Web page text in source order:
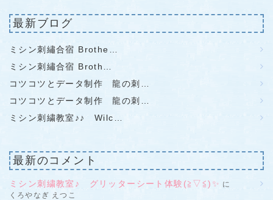
最新ブログ
ミシン刺繡合宿 Brothe…
ミシン刺繡合宿 Broth…
コツコツとデータ制作 龍の刺…
コツコツとデータ制作 龍の刺…
ミシン刺繍教室♪♪ Wilc…
最新のコメント
ミシン刺繍教室♪ グリッターシート体験(≧▽≦)✨ に
くろやなぎ えつこ